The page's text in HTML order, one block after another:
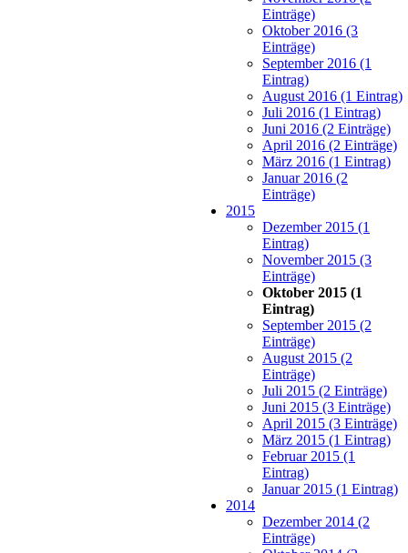
Einträge)
Oktober 2016 (3
Einträge)
September 2016 (1
Eintrag)
August 2016 (1 Eintrag)
Juli 2016 (1 Eintrag)
Juni 2016 (2 Einträge)
April 2016 (2 Einträge)
März 2016 (1 Eintrag)
Januar 2016 (2
Einträge)
2015
Dezember 2015 (1
Eintrag)
November 2015 (3
Einträge)
Oktober 2015 (1
Eintrag)
September 2015 (2
Einträge)
August 2015 (2
Einträge)
Juli 2015 (2 Einträge)
Juni 2015 (3 Einträge)
April 2015 (3 Einträge)
März 2015 (1 Eintrag)
Februar 2015 (1
Eintrag)
Januar 2015 (1 Eintrag)
2014
Dezember 2014 (2
Einträge)